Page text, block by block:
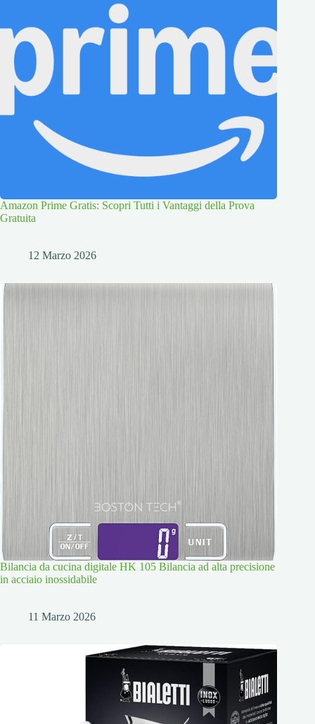
Amazon Prime Gratis: Scopri Tutti i Vantaggi della Prova
Gratuita
12 Marzo 2026
Bilancia da cucina digitale HK 105 Bilancia ad alta precisione
in acciaio inossidabile
11 Marzo 2026